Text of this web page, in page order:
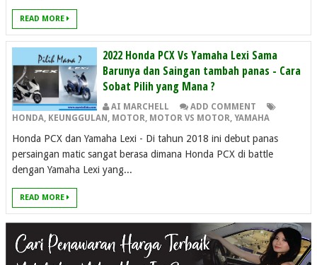
READ MORE
2022 Honda PCX Vs Yamaha Lexi Sama
Barunya dan Saingan tambah panas - Cara
Sobat Pilih yang Mana ?
AI MARCHELL
ADD COMMENT
HONDA KEUNGGULAN MOTOR MOTOR VS MOTOR YAMAHA
Honda PCX dan Yamaha Lexi - Di tahun 2018 ini debut panas
persaingan matic sangat berasa dimana Honda PCX di battle
dengan Yamaha Lexi yang...
READ MORE